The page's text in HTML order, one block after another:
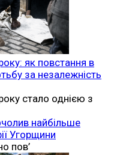
як повстання в
за незалежність
стало однією з
найбільше
Угорщини
пов’